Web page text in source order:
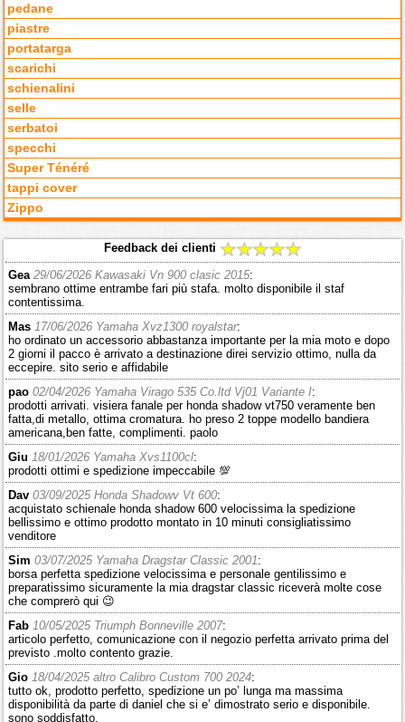
pedane
piastre
portatarga
scarichi
schienalini
selle
serbatoi
specchi
Super Ténéré
tappi cover
Zippo
Feedback dei clienti
Gea 29/06/2026 Kawasaki Vn 900 clasic 2015:
sembrano ottime entrambe fari più stafa. molto disponibile il staf
contentissima.
Mas 17/06/2026 Yamaha Xvz1300 royalstar:
ho ordinato un accessorio abbastanza importante per la mia moto e dopo
2 giorni il pacco è arrivato a destinazione direi servizio ottimo, nulla da
eccepire. sito serio e affidabile
pao 02/04/2026 Yamaha Virago 535 Co.ltd Vj01 Variante I:
prodotti arrivati. visiera fanale per honda shadow vt750 veramente ben
fatta,di metallo, ottima cromatura. ho preso 2 toppe modello bandiera
americana,ben fatte, complimenti. paolo
Giu 18/01/2026 Yamaha Xvs1100cl:
prodotti ottimi e spedizione impeccabile 💯
Dav 03/09/2025 Honda Shadowv Vt 600:
acquistato schienale honda shadow 600 velocissima la spedizione
bellissimo e ottimo prodotto montato in 10 minuti consigliatissimo
venditore
Sim 03/07/2025 Yamaha Dragstar Classic 2001:
borsa perfetta spedizione velocissima e personale gentilissimo e
preparatissimo sicuramente la mia dragstar classic riceverà molte cose
che comprerò qui 😉
Fab 10/05/2025 Triumph Bonneville 2007:
articolo perfetto, comunicazione con il negozio perfetta arrivato prima del
previsto .molto contento grazie.
Gio 18/04/2025 altro Calibro Custom 700 2024:
tutto ok, prodotto perfetto, spedizione un po’ lunga ma massima
disponibilità da parte di daniel che si e’ dimostrato serio e disponibile.
sono soddisfatto.